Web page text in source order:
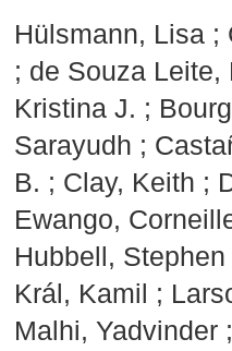
Hülsmann, Lisa ;
; de Souza Leite,
Kristina J. ;
Sarayudh ;
B. ; Clay, Keith ;
Ewango,
Hubbell, Stephen
Král, Kamil ;
Malhi, Yadvinder